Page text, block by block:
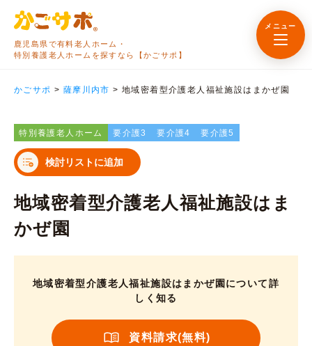
鹿児島県で有料老人ホーム・
特別養護老人ホームを探すなら【かごサポ】
メニュー
かごサポ > 薩摩川内市 >地域密着型介護老人福祉施設はまかぜ園
特別養護老人ホーム 要介護3 要介護4 要介護5
検討リストに追加
地域密着型介護老人福祉施設はま
かぜ園
地域密着型介護老人福祉施設はまかぜ園について詳
しく知る
資料請求(無料)